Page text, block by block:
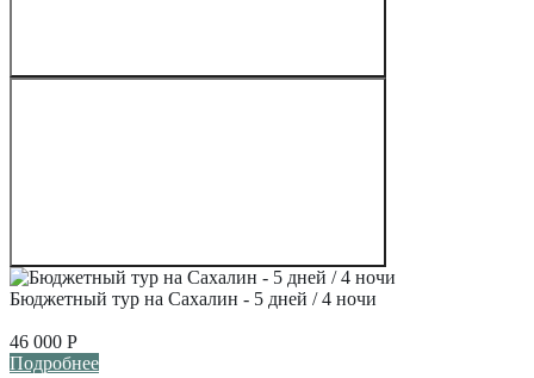
Бюджетный тур на Сахалин - 5 дней / 4 ночи
46 000 Р
Подробнее